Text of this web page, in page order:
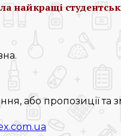
найкращі
або пропозиції та